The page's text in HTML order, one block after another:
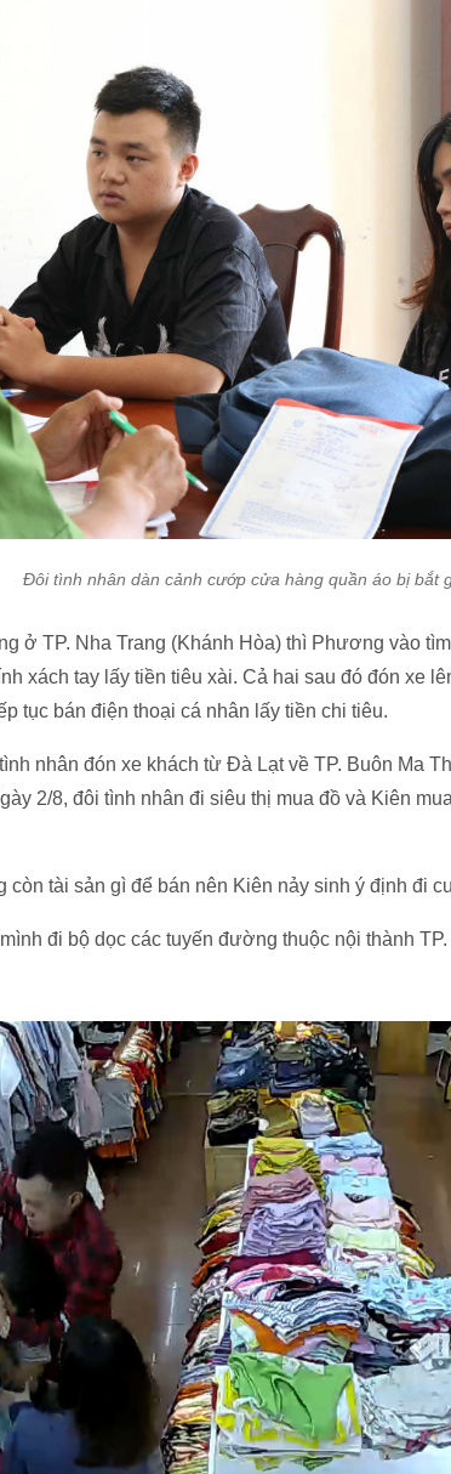
Đôi tình nhân dàn cảnh cướp cửa hàng quần áo bị bắt
ở TP. Nha Trang (Khánh Hòa) thì Phương vào
xách tay lấy tiền tiêu xài. Cả hai sau đó đón xe
tục bán điện thoại cá nhân lấy tiền chi tiêu.
nhân đón xe khách từ Đà Lạt về TP. Buôn Ma
2/8, đôi tình nhân đi siêu thị mua đồ và Kiên
còn tài sản gì để bán nên Kiên nảy sinh ý định đi
đi bộ dọc các tuyến đường thuộc nội thành